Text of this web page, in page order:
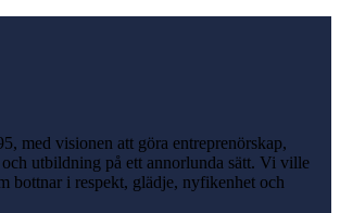
med visionen att göra entreprenörskap,
utbildning på ett annorlunda sätt. Vi ville
bottnar i respekt, glädje, nyfikenhet och